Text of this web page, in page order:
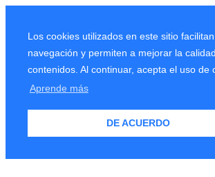
Los cookies utilizados en este sitio
navegación y permiten a mejorar la
contenidos. Al continuar, acepta el uso de
Aprende más
DE ACUERDO